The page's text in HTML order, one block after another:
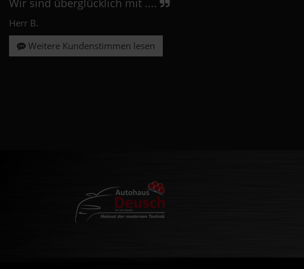
Wir sind überglücklich mit ....
Herr B.
Weitere Kundenstimmen lesen